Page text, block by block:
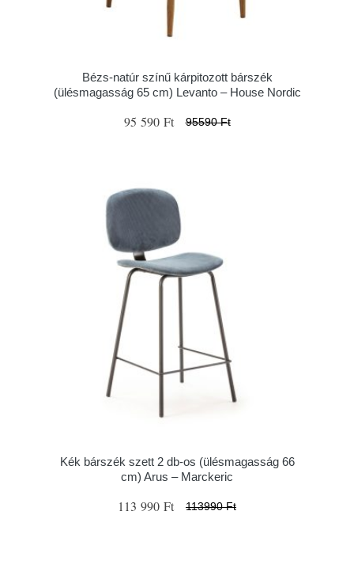
Bézs-natúr színű kárpitozott bárszék
(ülésmagasság 65 cm) Levanto – House Nordic
95 590 Ft 95590 Ft
Kék bárszék szett 2 db-os (ülésmagasság 66
cm) Arus – Marckeric
113 990 Ft 113990 Ft